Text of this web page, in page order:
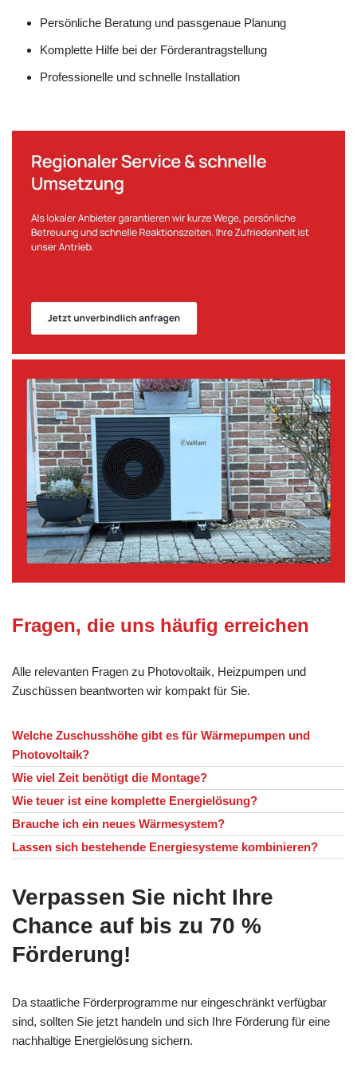
Persönliche Beratung und passgenaue Planung
Komplette Hilfe bei der Förderantragstellung
Professionelle und schnelle Installation
Fragen, die uns häufig erreichen
Alle relevanten Fragen zu Photovoltaik, Heizpumpen und
Zuschüssen beantworten wir kompakt für Sie.
Welche Zuschusshöhe gibt es für Wärmepumpen und
Photovoltaik?
Wie viel Zeit benötigt die Montage?
Wie teuer ist eine komplette Energielösung?
Brauche ich ein neues Wärmesystem?
Lassen sich bestehende Energiesysteme kombinieren?
Verpassen Sie nicht Ihre
Chance auf bis zu 70 %
Förderung!
Da staatliche Förderprogramme nur eingeschränkt verfügbar
sind, sollten Sie jetzt handeln und sich Ihre Förderung für eine
nachhaltige Energielösung sichern.